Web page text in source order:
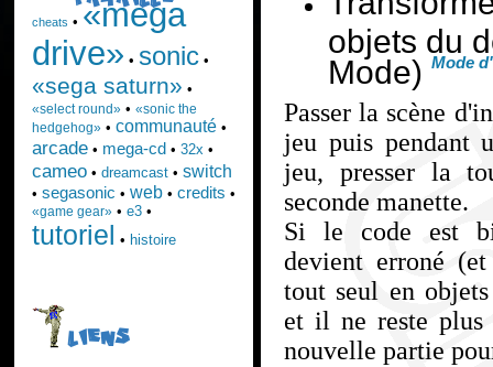
objets du
Mode) Mode
Passer la scène
jeu puis pendant
jeu, presser la
seconde manette.
Si le code est
devient erroné
tout seul en
et il ne reste plus
nouvelle partie
cheats • «mega
drive» • sonic•
«sega saturn» •
«select round»• «sonic the
hedgehog»• communauté•
arcade• mega-cd • 32x •
cameo• dreamcast• switch
• segasonic • web• credits •
«game gear»• e3•
tutoriel • histoire
LIENS